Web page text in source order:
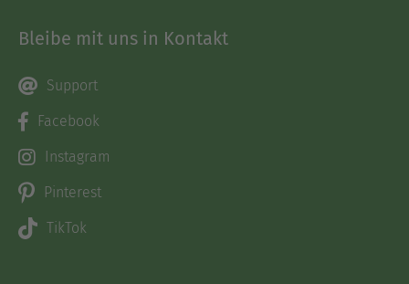
Bleibe mit uns in Kontakt
Support
Facebook
Instagram
Pinterest
TikTok